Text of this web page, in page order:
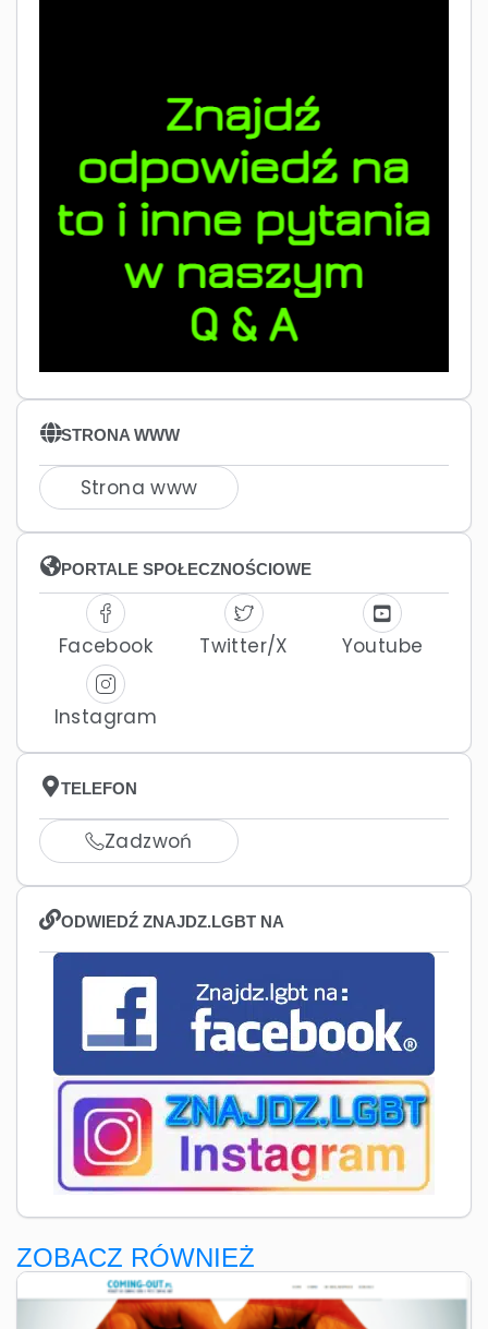
STRONA WWW
Strona www
PORTALE SPOŁECZNOŚCIOWE
Facebook Twitter/X Youtube
Instagram
TELEFON
Zadzwoń
ODWIEDŹ ZNAJDZ.LGBT NA
ZOBACZ RÓWNIEŻ